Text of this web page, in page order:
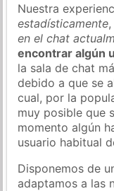
Nuestra
estadísticamente
en el chat
encontrar algún
la sala de chat
debido a que se
cual, por la
muy posible que
momento algún
usuario habitual
Disponemos de
adaptamos a las